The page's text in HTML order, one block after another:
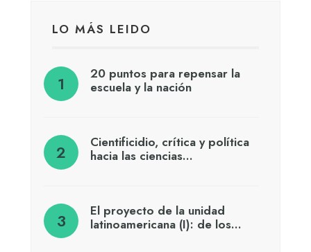
LO MÁS LEIDO
20 puntos para repensar la
escuela y la nación
Cientificidio, crítica y política
hacia las ciencias…
El proyecto de la unidad
latinoamericana (I): de los…